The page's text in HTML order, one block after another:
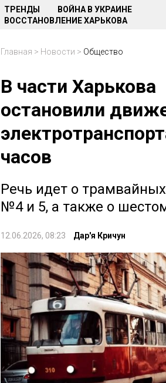
ТРЕНДЫ
ВОЙНА В УКРАИНЕ
ВОССТАНОВЛЕНИЕ ХАРЬКОВА
Главная > Новости > Общество
В части Харькова
остановили
часов
Речь идет о
№4 и 5, а также о
12.06.2026, 08:23 Дар'я Кричун